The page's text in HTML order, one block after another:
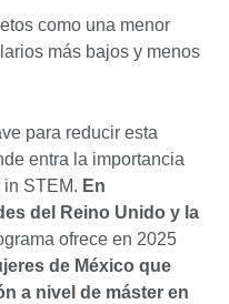
como una menor
más bajos y menos
para reducir esta
entra la importancia
STEM. En
del Reino Unido y la
ofrece en 2025
de México que
a nivel de máster en